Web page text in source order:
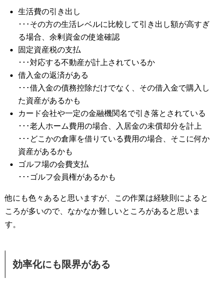
生活費の引き出し
･･･その方の生活レベルに比較して引き出し額が高すぎ
る場合、余剰資金の使途確認
固定資産税の支払
･･･対応する不動産が計上されているか
借入金の返済がある
･･･借入金の債務控除だけでなく、その借入金で購入し
た資産があるかも
カード会社や一定の金融機関名で引き落とされている
･･･老人ホーム費用の場合、入居金の未償却分を計上
･･･どこかの倉庫を借りている費用の場合、そこに何か
資産があるかも
ゴルフ場の会費支払
･･･ゴルフ会員権があるかも
他にも色々あると思いますが、この作業は経験則によると
ころが多いので、なかなか難しいところがあると思いま
す。
効率化にも限界がある